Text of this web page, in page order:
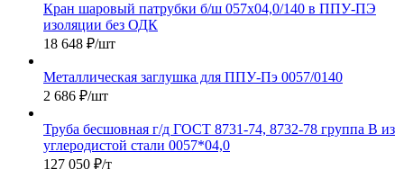
Кран шаровый патрубки б/ш 057х04,0/140 в ППУ-ПЭ
изоляции без ОДК
18 648 ₽/шт
Металлическая заглушка для ППУ-Пэ 0057/0140
2 686 ₽/шт
Труба бесшовная г/д ГОСТ 8731-74, 8732-78 группа В из
углеродистой стали 0057*04,0
127 050 ₽/т